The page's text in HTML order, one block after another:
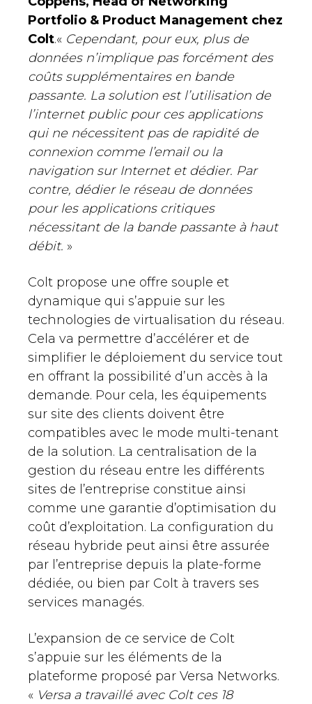
Portfolio & Product Management chez
Colt.« Cependant, pour eux, plus de
données n’implique pas forcément des
coûts supplémentaires en bande
passante. La solution est l’utilisation de
l’internet public pour ces applications
qui ne nécessitent pas de rapidité de
connexion comme l’email ou la
navigation sur Internet et dédier. Par
contre, dédier le réseau de données
pour les applications critiques
nécessitant de la bande passante à haut
débit. »
Colt propose une offre souple et
dynamique qui s’appuie sur les
technologies de virtualisation du réseau.
Cela va permettre d’accélérer et de
simplifier le déploiement du service tout
en offrant la possibilité d’un accès à la
demande. Pour cela, les équipements
sur site des clients doivent être
compatibles avec le mode multi-tenant
de la solution. La centralisation de la
gestion du réseau entre les différents
sites de l’entreprise constitue ainsi
comme une garantie d’optimisation du
coût d’exploitation. La configuration du
réseau hybride peut ainsi être assurée
par l’entreprise depuis la plate-forme
dédiée, ou bien par Colt à travers ses
services managés.
L’expansion de ce service de Colt
s’appuie sur les éléments de la
plateforme proposé par Versa Networks.
« Versa a travaillé avec Colt ces 18